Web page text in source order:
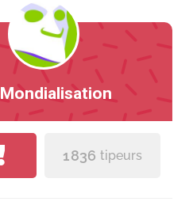
1 836 tipeurs